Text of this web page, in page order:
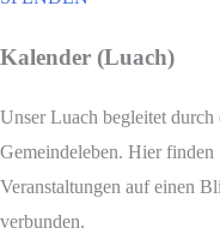
Kalender (Luach)
Unser Luach begleitet durch
Gemeindeleben. Hier finden
Veranstaltungen auf einen
verbunden.